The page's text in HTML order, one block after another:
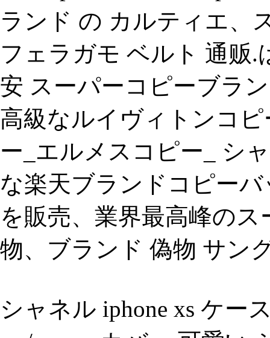
ランド の カルティエ、
フェラガモ ベルト 通贩.
安 スーパーコピーブラ
高級なルイヴィトンコ
ー_エルメスコピー_ シ
な楽天ブランドコピー
を販売、業界最高峰の
物、ブランド 偽物 サン
シャネル iphone xs ケー